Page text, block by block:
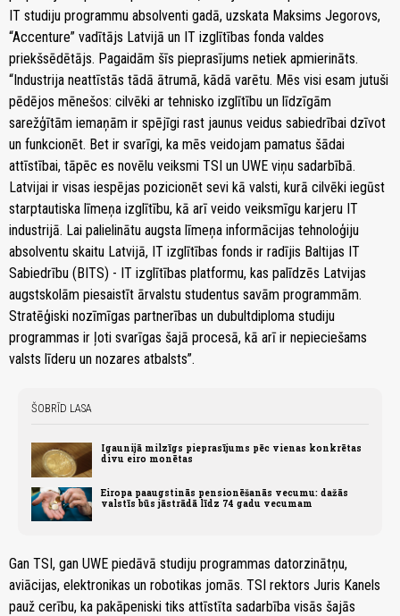
IT studiju programmu absolventi gadā, uzskata Maksims Jegorovs,
“Accenture” vadītājs Latvijā un IT izglītības fonda valdes
priekšsēdētājs. Pagaidām šīs pieprasījums netiek apmierināts.
“Industrija neattīstās tādā ātrumā, kādā varētu. Mēs visi esam jutuši
pēdējos mēnešos: cilvēki ar tehnisko izglītību un līdzīgām
sarežģītām iemaņām ir spējīgi rast jaunus veidus sabiedrībai dzīvot
un funkcionēt. Bet ir svarīgi, ka mēs veidojam pamatus šādai
attīstībai, tāpēc es novēlu veiksmi TSI un UWE viņu sadarbībā.
Latvijai ir visas iespējas pozicionēt sevi kā valsti, kurā cilvēki iegūst
starptautiska līmeņa izglītību, kā arī veido veiksmīgu karjeru IT
industrijā. Lai palielinātu augsta līmeņa informācijas tehnoloģiju
absolventu skaitu Latvijā, IT izglītības fonds ir radījis Baltijas IT
Sabiedrību (BITS) - IT izglītības platformu, kas palīdzēs Latvijas
augstskolām piesaistīt ārvalstu studentus savām programmām.
Stratēģiski nozīmīgas partnerības un dubultdiploma studiju
programmas ir ļoti svarīgas šajā procesā, kā arī ir nepieciešams
valsts līderu un nozares atbalsts”.
ŠOBRĪD LASA
Igaunijā milzīgs pieprasījums pēc vienas konkrētas
divu eiro monētas
Eiropa paaugstinās pensionēšanās vecumu: dažās
valstīs būs jāstrādā līdz 74 gadu vecumam
Gan TSI, gan UWE piedāvā studiju programmas datorzinātņu,
aviācijas, elektronikas un robotikas jomās. TSI rektors Juris Kanels
pauž cerību, ka pakāpeniski tiks attīstīta sadarbība visās šajās